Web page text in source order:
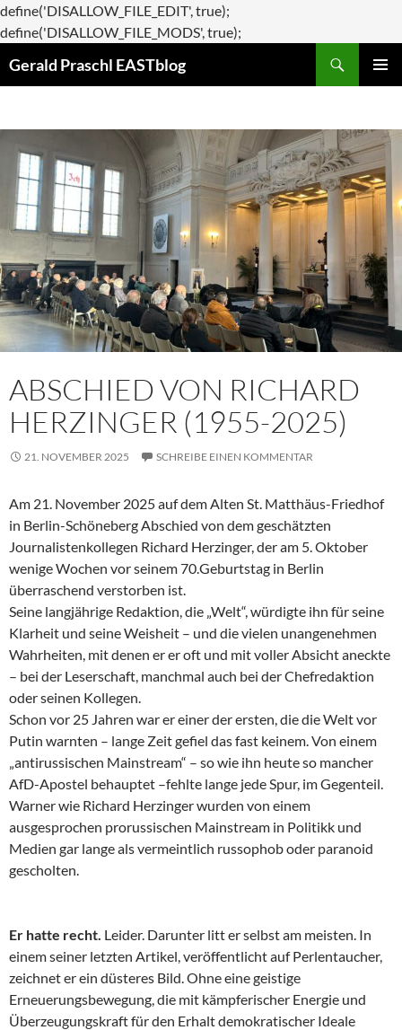
define('DISALLOW_FILE_EDIT', true);
define('DISALLOW_FILE_MODS', true);
Gerald Praschl EASTblog
ABSCHIED VON RICHARD
HERZINGER (1955-2025)
21. NOVEMBER 2025 SCHREIBE EINEN KOMMENTAR
Am 21. November 2025 auf dem Alten St. Matthäus-Friedhof
in Berlin-Schöneberg Abschied von dem geschätzten
Journalistenkollegen Richard Herzinger, der am 5. Oktober
wenige Wochen vor seinem 70.Geburtstag in Berlin
überraschend verstorben ist.
Seine langjährige Redaktion, die „Welt“, würdigte ihn für seine
Klarheit und seine Weisheit – und die vielen unangenehmen
Wahrheiten, mit denen er er oft und mit voller Absicht aneckte
– bei der Leserschaft, manchmal auch bei der Chefredaktion
oder seinen Kollegen.
Schon vor 25 Jahren war er einer der ersten, die die Welt vor
Putin warnten – lange Zeit gefiel das fast keinem. Von einem
„antirussischen Mainstream“ – so wie ihn heute so mancher
AfD-Apostel behauptet –fehlte lange jede Spur, im Gegenteil.
Warner wie Richard Herzinger wurden von einem
ausgesprochen prorussischen Mainstream in Politikk und
Medien gar lange als vermeintlich russophob oder paranoid
gescholten.
Er hatte recht. Leider. Darunter litt er selbst am meisten. In
einem seiner letzten Artikel, veröffentlicht auf Perlentaucher,
zeichnet er ein düsteres Bild. Ohne eine geistige
Erneuerungsbewegung, die mit kämpferischer Energie und
Überzeugungskraft für den Erhalt demokratischer Ideale